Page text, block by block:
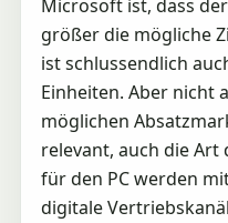
Microsoft ist, dass
größer die mögliche
ist schlussendlich
Einheiten. Aber nicht
möglichen
relevant, auch die Art
für den PC werden
digitale